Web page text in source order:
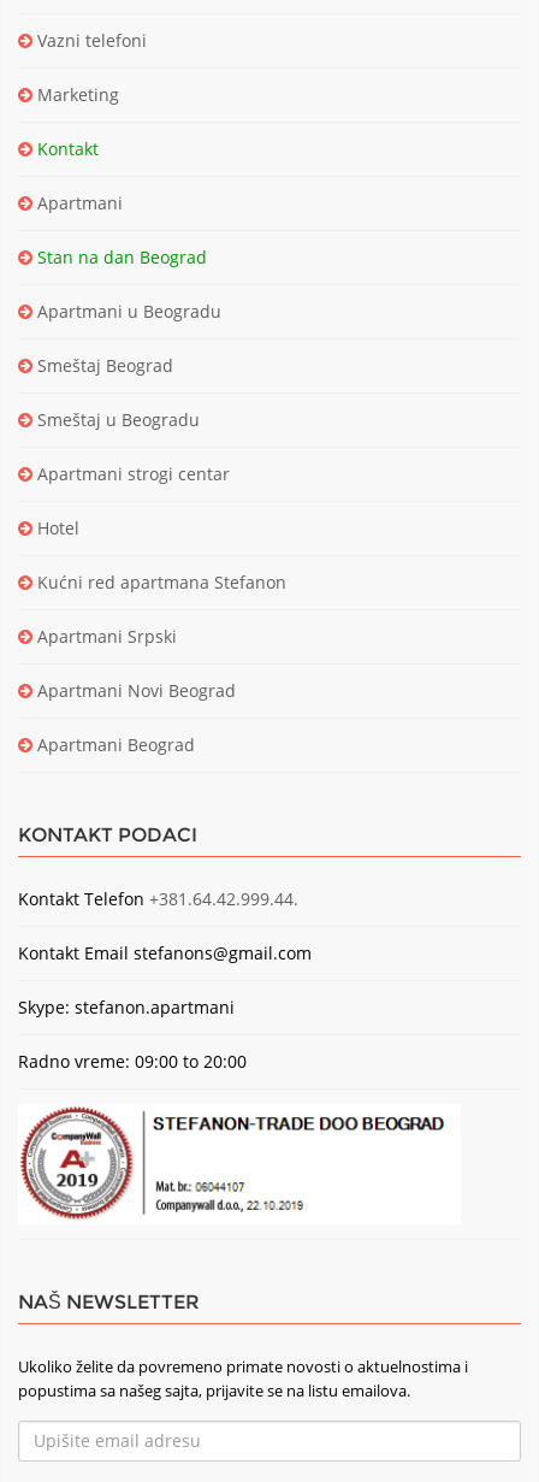
Vazni telefoni
Marketing
Kontakt
Apartmani
Stan na dan Beograd
Apartmani u Beogradu
Smeštaj Beograd
Smeštaj u Beogradu
Apartmani strogi centar
Hotel
Kućni red apartmana Stefanon
Apartmani Srpski
Apartmani Novi Beograd
Apartmani Beograd
KONTAKT PODACI
Kontakt Telefon +381.64.42.999.44.
Kontakt Email stefanons@gmail.com
Skype: stefanon.apartmani
Radno vreme: 09:00 to 20:00
NAŠ NEWSLETTER
Ukoliko želite da povremeno primate novosti o aktuelnostima i
popustima sa našeg sajta, prijavite se na listu emailova.